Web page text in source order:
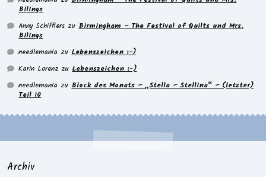
Bilings
Anny Schifflers zuBirmingham – The Festival of Quilts und Mrs.
Bilings
needlemania zuLebenszeichen :-)
Karin Lorenz zuLebenszeichen :-)
needlemania zuBlock des Monats – „Stella – Stellina“ – (letzter)
Teil 10
Archiv